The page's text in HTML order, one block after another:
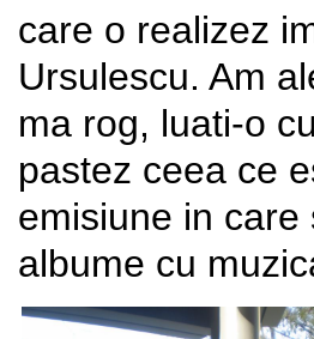
care o realizez
Ursulescu. Am
ma rog, luati-o
pastez ceea ce
emisiune in
albume cu